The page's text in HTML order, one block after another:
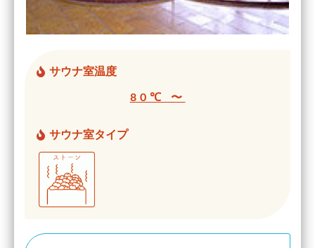
サウナ室温度
80℃ 〜
サウナ室タイプ